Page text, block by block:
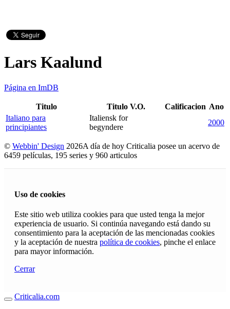
Lars Kaalund
Página en ImDB
Titulo Titulo V.O. Calificacion Ano
Italiano para
principiantes
Italiensk for
begyndere
2000
© Webbin' Design 2026A día de hoy Criticalia posee un acervo de
6459 películas, 195 series y 960 articulos
Uso de cookies
Este sitio web utiliza cookies para que usted tenga la mejor
experiencia de usuario. Si continúa navegando está dando su
consentimiento para la aceptación de las mencionadas cookies
y la aceptación de nuestra política de cookies, pinche el enlace
para mayor información.
Cerrar
Criticalia.com